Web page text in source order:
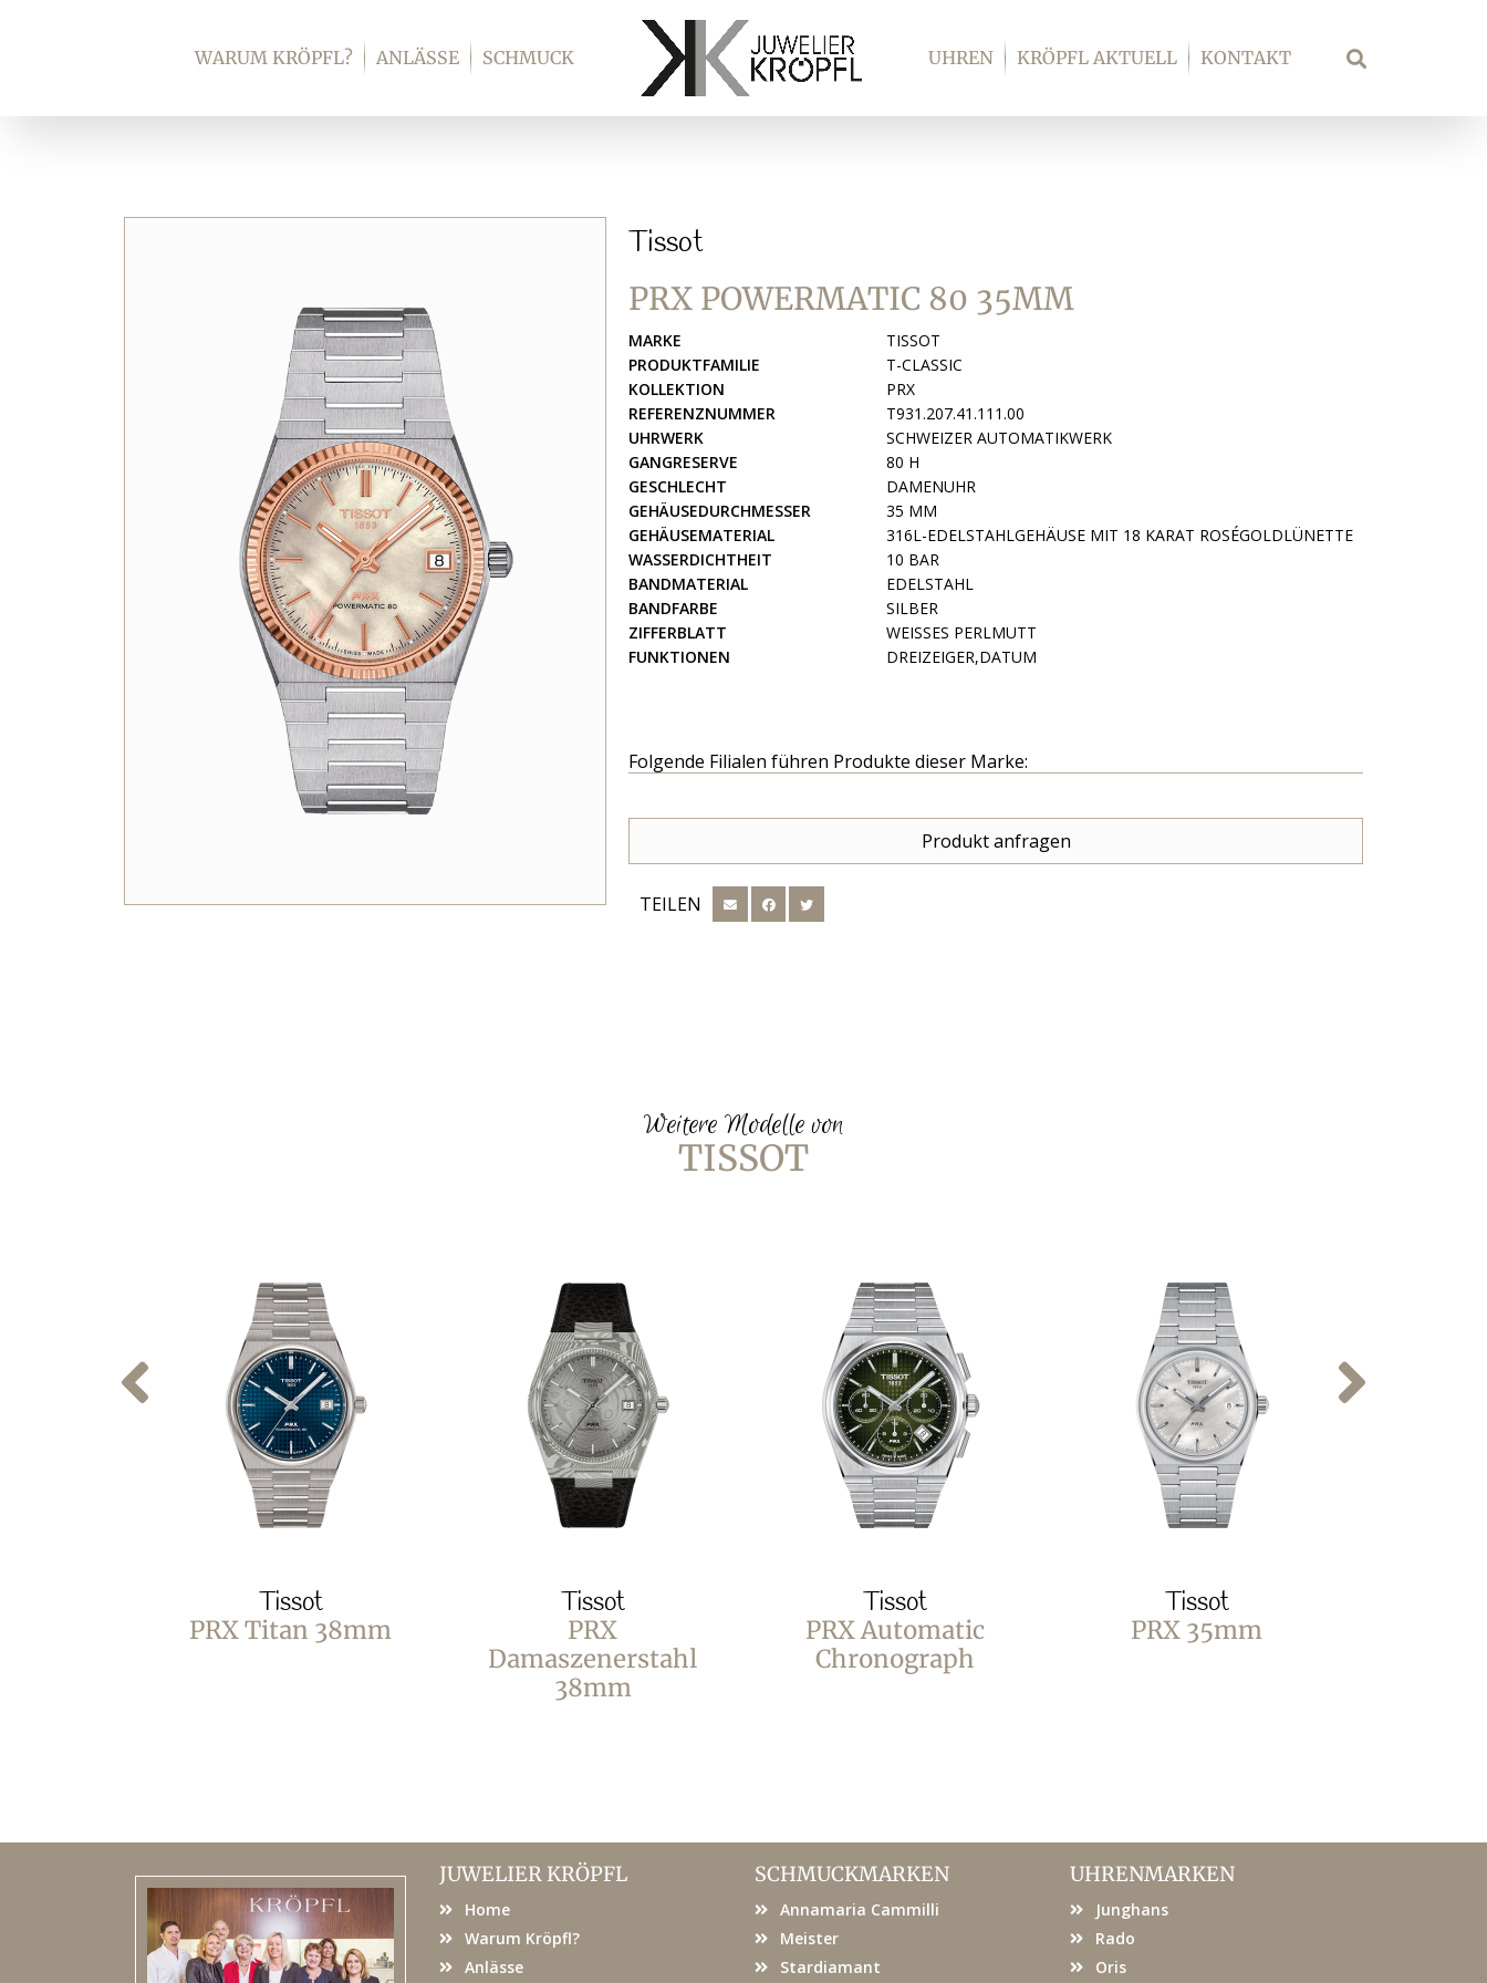
WARUM KRÖPFL? ANLÄSSE SCHMUCK UHREN KRÖPFL AKTUELL KONTAKT Suche
Tissot
PRX POWERMATIC 80 35MM
MARKE
TISSOT
PRODUKTFAMILIE
T-CLASSIC
KOLLEKTION
PRX
REFERENZNUMMER
T931.207.41.111.00
UHRWERK
SCHWEIZER AUTOMATIKWERK
GANGRESERVE
80 H
GESCHLECHT
DAMENUHR
GEHÄUSEDURCHMESSER
35 MM
GEHÄUSEMATERIAL
316L-EDELSTAHLGEHÄUSE MIT 18 KARAT ROSÉGOLDLÜNETTE
WASSERDICHTHEIT
10 BAR
BANDMATERIAL
EDELSTAHL
BANDFARBE
SILBER
ZIFFERBLATT
WEISSES PERLMUTT
FUNKTIONEN
DREIZEIGER,DATUM
Folgende Filialen führen Produkte dieser Marke:
Produkt anfragen
TEILEN
Weitere Modelle von
TISSOT
Tissot
PRX Titan 38mm
Tissot
PRX
Damaszenerstahl
38mm
Tissot
PRX Automatic
Chronograph
Tissot
PRX 35mm
JUWELIER KRÖPFL
Home
Warum Kröpfl?
Anlässe
SCHMUCKMARKEN
Annamaria Cammilli
Meister
Stardiamant
UHRENMARKEN
Junghans
Rado
Oris